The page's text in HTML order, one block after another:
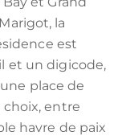
la
est
et un digicode,
place de
choix, entre
havre de paix